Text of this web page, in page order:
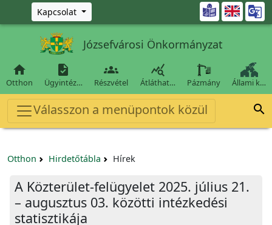
Ugrás a fő tartalomra
Kapcsolat 
Józsefvárosi Önkormányzat

Otthon

Ügyintéz…

Részvétel

Átláthat… Pázmány Állami k…
Válasszon a menüpontok közül 
Otthon Hirdetőtábla Hírek
A Közterület-felügyelet 2025. július 21.
– augusztus 03. közötti intézkedési
statisztikája